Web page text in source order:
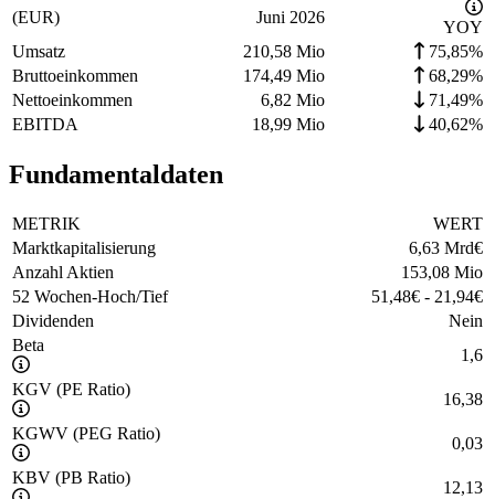
(EUR) Juni 2026
YOY
Umsatz
210,58 Mio
75,85%
Bruttoeinkommen
174,49 Mio
68,29%
Nettoeinkommen
6,82 Mio
71,49%
EBITDA
18,99 Mio 40,62%
Fundamentaldaten
METRIK
WERT
Marktkapitalisierung
6,63 Mrd€
Anzahl Aktien
153,08 Mio
52 Wochen-Hoch/Tief
51,48€ - 21,94€
Dividenden
Nein
Beta
1,6
KGV (PE Ratio)
16,38
KGWV (PEG Ratio)
0,03
KBV (PB Ratio)
12,13